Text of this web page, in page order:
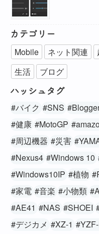
カテゴリー
Mobile ネット関連
生活
ブログ
ハッシュタグ
#バイク #SNS
#健康 #MotoGP
#周辺機器 #災害
#Nexus4 #Windows 10
#Windows10IP #植物
#家電 #音楽 #小物類
#AE41 #NAS #SHOEI
#デジカメ #XZ-1